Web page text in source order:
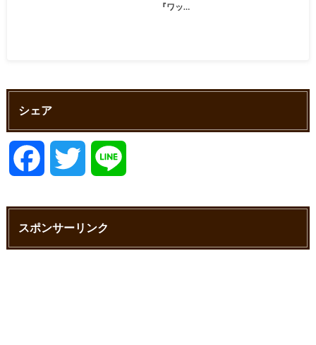
『ワッ…
シェア
c i
スポンサーリンク